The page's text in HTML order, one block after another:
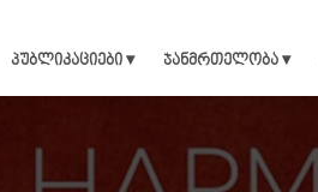
პუბლიკაციები ▾ ჯანმრთელობა ▾